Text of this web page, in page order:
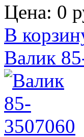
Цена: 0
В
Валик